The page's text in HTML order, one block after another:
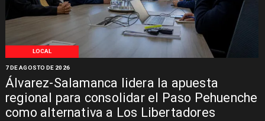
LOCAL
Álvarez-Salamanca lidera la apuesta
regional para consolidar el Paso Pehuenche
como alternativa a Los Libertadores
7 DE AGOSTO DE 2026